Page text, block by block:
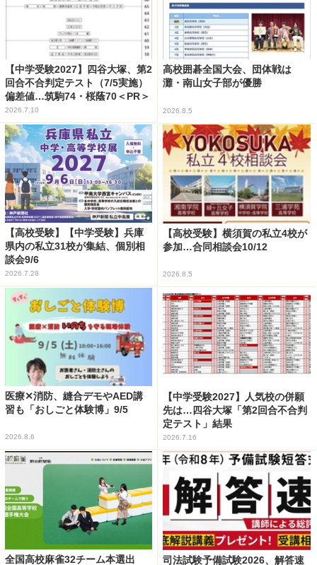
【中学受験2027】四谷大塚、第2
回合不合判定テスト（7/5実施）
偏差値…筑駒74・桜蔭70＜PR＞
2026.7.10
高校囲碁全国大会、団体戦は
灘・南山女子部が優勝
2026.8.5
【高校受験】【中学受験】兵庫
県内の私立31校が集結、個別相
談会9/6
2026.7.28
【高校受験】横須賀の私立4校が
参加…合同相談会10/12
2026.8.5
医療✕消防、縫合デモやAED講
習も「おしごと体験博」9/5
2026.8.6
【中学受験2027】人気校の併願
先は…四谷大塚「第2回合不合判
定テスト」結果
2026.7.16
全国高校麻雀32チーム本選出
司法試験予備試験2026、解答速